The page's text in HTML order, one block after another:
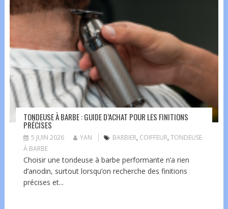
TONDEUSE À BARBE : GUIDE D’ACHAT POUR LES FINITIONS
PRÉCISES
5 JUIN 2026 YAN BARBIER, COIFFEUR, TONDEUSE
À BARBE
Choisir une tondeuse à barbe performante n’a rien
d’anodin, surtout lorsqu’on recherche des finitions
précises et...